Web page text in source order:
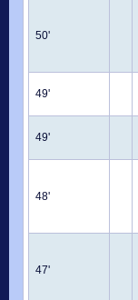
50'
49'
49'
48'
47'